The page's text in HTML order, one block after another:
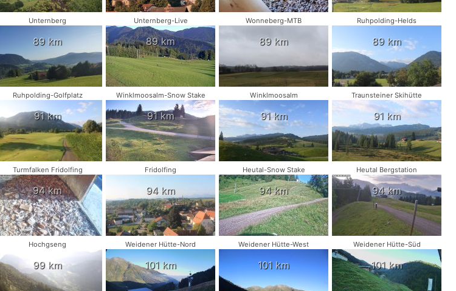
Unternberg
89 km
Unternberg-Live
89 km
Wonneberg-MTB
89 km
Ruhpolding-Helds
89 km
Ruhpolding-Golfplatz
91 km
Winklmoosalm-Snow Stake
91 km
Winklmoosalm
91 km
Traunsteiner Skihütte
91 km
Turmfalken Fridolfing
94 km
Fridolfing
94 km
Heutal-Snow Stake
94 km
Heutal Bergstation
94 km
Hochgseng
99 km
Weidener Hütte-Nord
101 km
Weidener Hütte-West
101 km
Weidener Hütte-Süd
101 km